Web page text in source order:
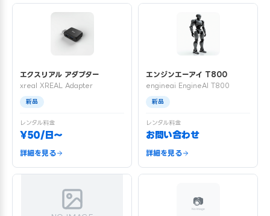
エクスリアル アダプター
xreal XREAL Adapter
新品
レンタル料金
¥50/日〜
詳細を見る
エンジンエーアイ T800
engineai EngineAI T800
新品
レンタル料金
お問い合わせ
詳細を見る